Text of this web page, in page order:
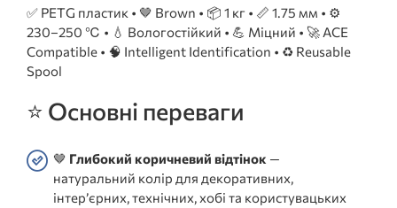
✅ PETG пластик • 🤎 Brown • 📦 1 кг • 📏 1.75 мм • ⚙️
230–250 ℃ • 💧 Вологостійкий • 💪 Міцний • 🚀 ACE
Compatible • 🧠 Intelligent Identification • ♻️ Reusable
Spool
⭐ Основні переваги
🤎 Глибокий коричневий відтінок —
натуральний колір для декоративних,
інтер’єрних, технічних, хобі та користувацьких